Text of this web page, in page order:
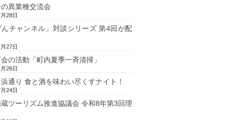
異業種交流会
28日
チャンネル」対談シリーズ 第4回が配
27日
の活動「町内夏季一斉清掃」
26日
通り 食と酒を味わい尽くすナイト！
24日
蔵ツーリズム推進協議会 令和8年第3回理